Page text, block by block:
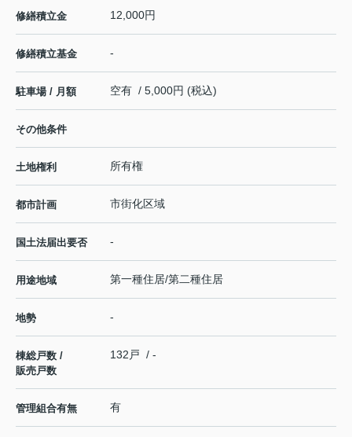
修繕積立金 12,000円
修繕積立基金 -
駐車場 / 月額 空有 / 5,000円 (税込)
その他条件
土地権利 所有権
都市計画 市街化区域
国土法届出要否 -
用途地域 第一種住居/第二種住居
地勢 -
棟総戸数 /
販売戸数
132戸 / -
管理組合有無 有